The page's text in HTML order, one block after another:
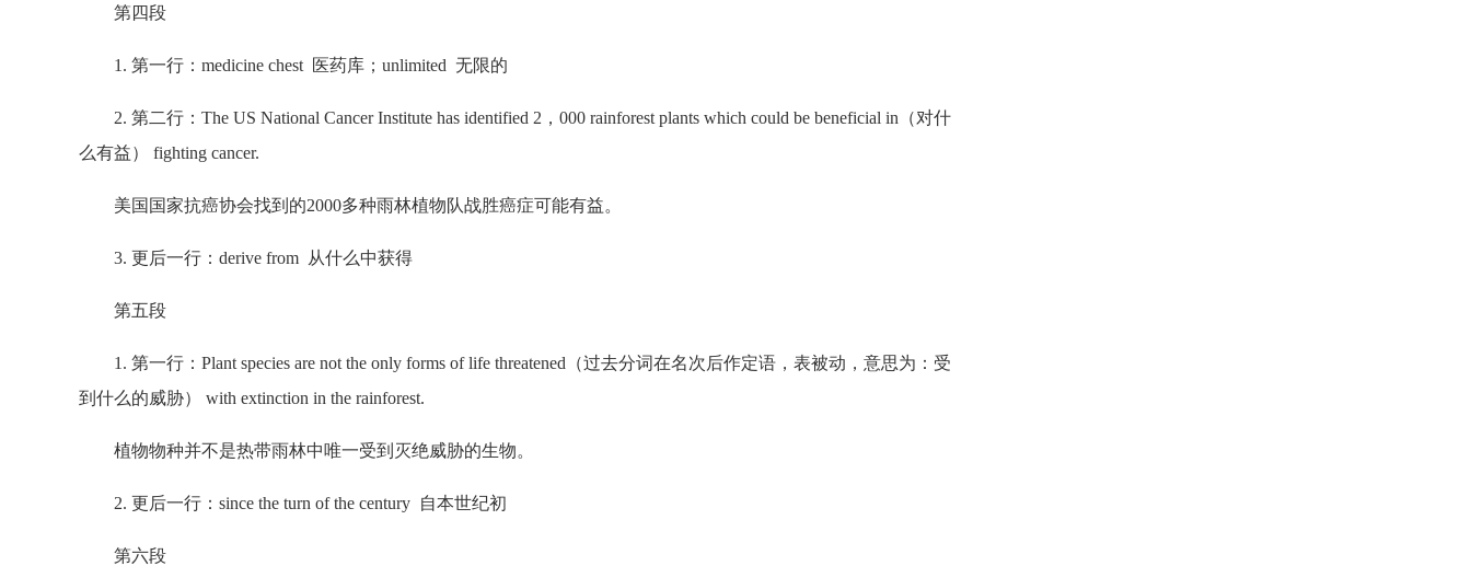
第四段
1. 第一行：medicine chest 医药库；unlimited 无限的
2. 第二行：The US National Cancer Institute has identified 2，000 rainforest plants which could be beneficial in（对什
么有益） fighting cancer.
美国国家抗癌协会找到的2000多种雨林植物队战胜癌症可能有益。
3. 更后一行：derive from 从什么中获得
第五段
1. 第一行：Plant species are not the only forms of life threatened（过去分词在名次后作定语，表被动，意思为：受
到什么的威胁） with extinction in the rainforest.
植物物种并不是热带雨林中唯一受到灭绝威胁的生物。
2. 更后一行：since the turn of the century 自本世纪初
第六段